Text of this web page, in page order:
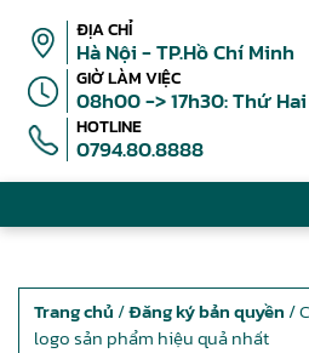
ĐỊA CHỈ
Hà Nội - TP.Hồ Chí Minh
GIỜ LÀM VIỆC
08h00 -> 17h30: Thứ
HOTLINE
0794.80.8888
Trang chủ /Đăng ký bản quyền /
logo sản phẩm hiệu quả nhất